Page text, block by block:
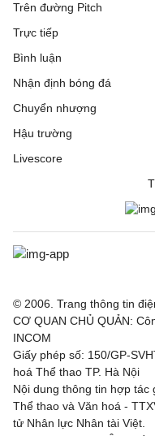
Trên đường Pitch
Trực tiếp
Bình luận
Nhận định bóng đá
Chuyển nhượng
Hậu trường
Livescore
© 2006. Trang thông tin
CƠ QUAN CHỦ QUẢN:
INCOM
Giấy phép số: 150/GP-
hoá Thể thao TP. Hà Nội
Nội dung thông tin hợp tác
Thể thao và Văn hoá -
tử Nhân lực Nhân tài Việt.